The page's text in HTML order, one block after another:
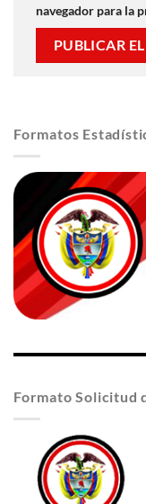
navegador para la
Formatos
Formato Solicitud